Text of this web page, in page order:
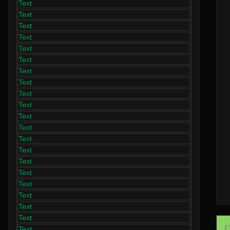
Text
Text
Text
Text
Text
Text
Text
Text
Text
Text
Text
Text
Text
Text
Text
Text
Text
Text
Text
Text